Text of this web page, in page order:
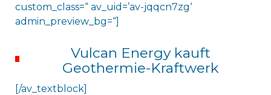
custom_class=“ av_uid=’av-jqqcn7zg‘
admin_preview_bg=“]
Vulcan Energy kauft
Geothermie-Kraftwerk
[/av_textblock]